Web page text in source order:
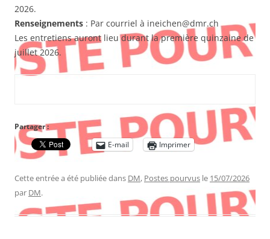
2026.
Renseignements : Par courriel à ineichen@dmr.ch
Les entretiens auront lieu durant la première quinzaine de
juillet 2026.
Partager :
E-mail
Imprimer
Cette entrée a été publiée dans DM, Postes pourvus le 15/07/2026
par DM.